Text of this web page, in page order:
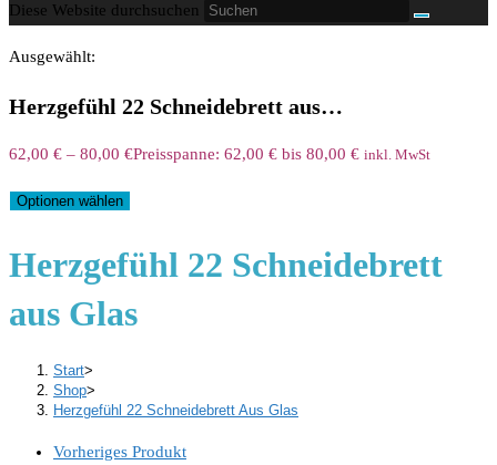
Diese Website durchsuchen
Ausgewählt:
Herzgefühl 22 Schneidebrett aus…
62,00 € – 80,00 €Preisspanne: 62,00 € bis 80,00 € inkl. MwSt
Optionen wählen
Herzgefühl 22 Schneidebrett
aus Glas
Start>
Shop>
Herzgefühl 22 Schneidebrett Aus Glas
Vorheriges Produkt